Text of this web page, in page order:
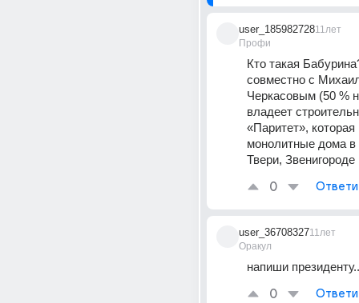
user_185982728
Профи
11лет
Кто такая
совместно с
Черкасовым (50 %
владеет
«Паритет», которая
монолитные дома в
Твери, Звенигороде
0
user_36708327
Оракул
11лет
напиши президенту..
0